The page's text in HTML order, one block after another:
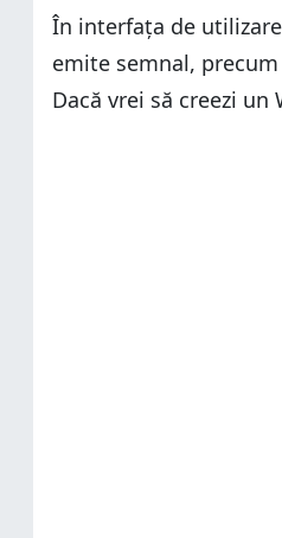
În interfața de
emite semnal,
Dacă vrei să creezi